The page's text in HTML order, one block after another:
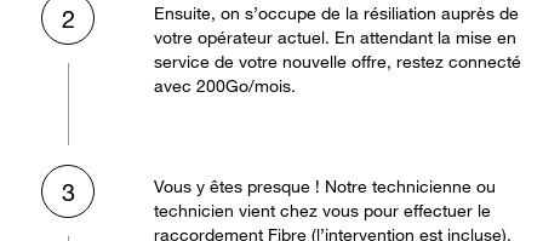
2
Ensuite, on s’occupe de la résiliation auprès de
votre opérateur actuel. En attendant la mise en
service de votre nouvelle offre, restez connecté
avec 200Go/mois.
3
Vous y êtes presque ! Notre technicienne ou
technicien vient chez vous pour effectuer le
raccordement Fibre (l’intervention est incluse).